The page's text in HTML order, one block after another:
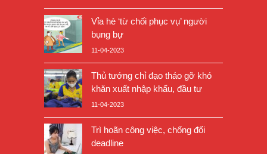
Vỉa hè ‘từ chối phục vụ’ người
bụng bự
11-04-2023
Thủ tướng chỉ đạo tháo gỡ khó
khăn xuất nhập khẩu, đầu tư
11-04-2023
Trì hoãn công việc, chống đối
deadline